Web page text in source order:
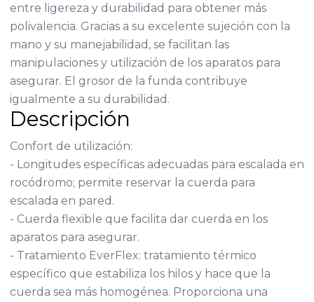
entre ligereza y durabilidad para obtener más
polivalencia. Gracias a su excelente sujeción con la
mano y su manejabilidad, se facilitan las
manipulaciones y utilización de los aparatos para
asegurar. El grosor de la funda contribuye
igualmente a su durabilidad.
Descripción
Confort de utilización:
- Longitudes específicas adecuadas para escalada en
rocódromo; permite reservar la cuerda para
escalada en pared.
- Cuerda flexible que facilita dar cuerda en los
aparatos para asegurar.
- Tratamiento EverFlex: tratamiento térmico
específico que estabiliza los hilos y hace que la
cuerda sea más homogénea. Proporciona una